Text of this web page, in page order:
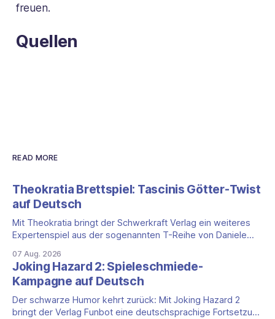
freuen.
Quellen
READ MORE
Theokratia Brettspiel: Tascinis Götter-Twist
auf Deutsch
Mit Theokratia bringt der Schwerkraft Verlag ein weiteres
Expertenspiel aus der sogenannten T-Reihe von Daniele
Tekhenu und Tzolk'in gehören. Der Aufhänger ist ein
ungewöhnlicher Perspektivwechsel: Sie steuern nicht die
eigene Zivilisation, sondern eine hochentwickelte
außerirdische Gottheit, die vier
07 Aug. 2026
Joking Hazard 2: Spieleschmiede-
Kampagne auf Deutsch
Der schwarze Humor kehrt zurück: Mit Joking Hazard 2
bringt der Verlag Funbot eine deutschsprachige Fortsetzung